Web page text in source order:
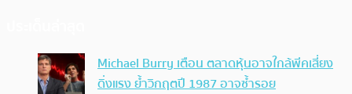
Michael Burry เตือน ตลาดหุ้นอาจใกล้พีคเสี่ยง
ดิ่งแรง ย้ำวิกฤตปี 1987 อาจซ้ำรอย